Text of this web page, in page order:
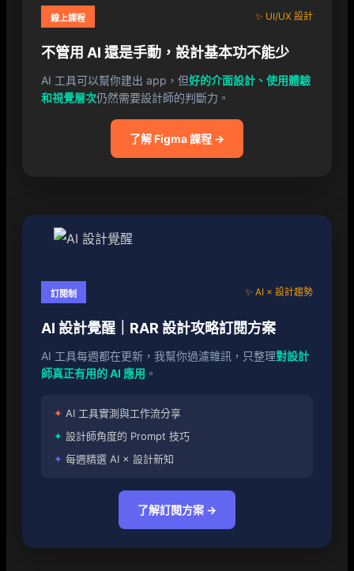
線上課程 ✨ UI/UX 設計
不管用 AI 還是手動，設計基本功不能少
AI 工具可以幫你建出 app，但好的介面設計、使用體驗
和視覺層次仍然需要設計師的判斷力。
了解 Figma 課程 →
訂閱制 ✨ AI × 設計趨勢
AI 設計覺醒｜RAR 設計攻略訂閱方案
AI 工具每週都在更新，我幫你過濾雜訊，只整理對設計
師真正有用的 AI 應用 。
✦ AI 工具實測與工作流分享
✦ 設計師角度的 Prompt 技巧
✦ 每週精選 AI × 設計新知
了解訂閱方案 →